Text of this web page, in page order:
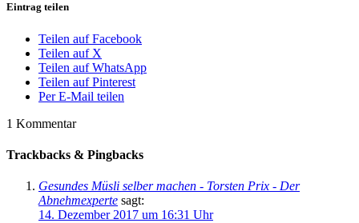
Eintrag teilen
Teilen auf Facebook
Teilen auf X
Teilen auf WhatsApp
Teilen auf Pinterest
Per E-Mail teilen
1 Kommentar
Trackbacks & Pingbacks
Gesundes Müsli selber machen - Torsten Prix - Der
Abnehmexperte sagt:
14. Dezember 2017 um 16:31 Uhr